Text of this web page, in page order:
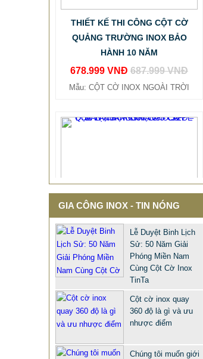
QUẢNG TRƯỜNG INOX BẢO
HÀNH 10 NĂM
678.999 VNĐ687.999 VNĐ
Mẫu: CỘT CỜ INOX NGOÀI TRỜI
GIA CÔNG INOX - TIN NÓNG
Lễ Duyệt Binh Lịch
Sử: 50 Năm Giải
Phóng Miền Nam
Cùng Cột Cờ Inox
TinTa
Cột cờ inox quay
360 độ là gì và ưu
nhược điểm
Chúng tôi muốn giới